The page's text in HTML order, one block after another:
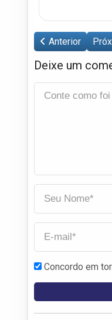
Anterior
Deixe um
Concordo em